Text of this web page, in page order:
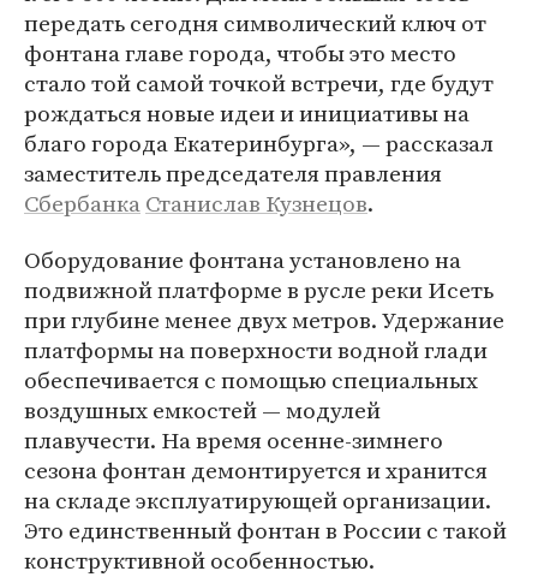
передать сегодня символический ключ от
фонтана главе города, чтобы это место
стало той самой точкой встречи, где будут
рождаться новые идеи и инициативы на
благо города Екатеринбурга», — рассказал
заместитель председателя правления
СбербанкаСтанислав Кузнецов.
Оборудование фонтана установлено на
подвижной платформе в русле реки Исеть
при глубине менее двух метров. Удержание
платформы на поверхности водной глади
обеспечивается с помощью специальных
воздушных емкостей — модулей
плавучести. На время осенне-зимнего
сезона фонтан демонтируется и хранится
на складе эксплуатирующей организации.
Это единственный фонтан в России с такой
конструктивной особенностью.